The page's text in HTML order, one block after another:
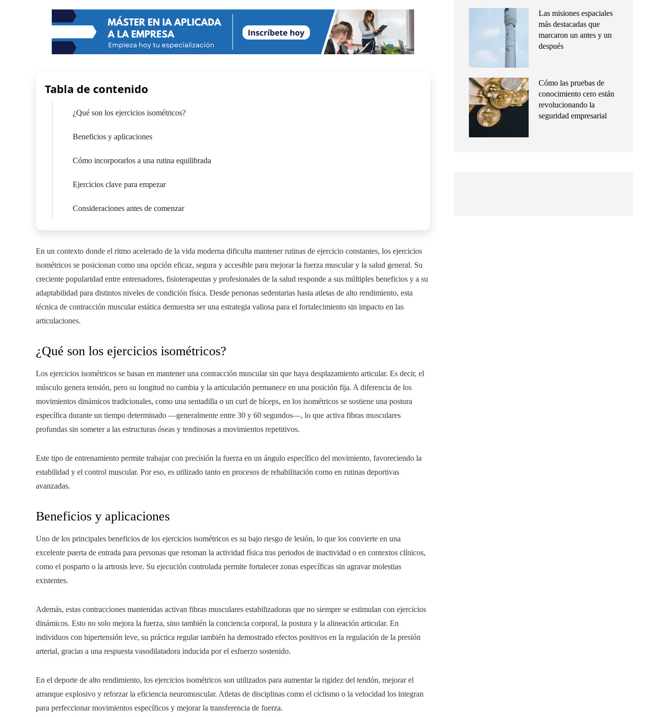
Tabla de contenido
¿Qué son los ejercicios isométricos?
Beneficios y aplicaciones
Cómo incorporarlos a una rutina equilibrada
Ejercicios clave para empezar
Consideraciones antes de comenzar
En un contexto donde el ritmo acelerado de la vida moderna dificulta mantener rutinas de ejercicio constantes, los ejercicios
isométricos se posicionan como una opción eficaz, segura y accesible para mejorar la fuerza muscular y la salud general. Su
creciente popularidad entre entrenadores, fisioterapeutas y profesionales de la salud responde a sus múltiples beneficios y a su
adaptabilidad para distintos niveles de condición física. Desde personas sedentarias hasta atletas de alto rendimiento, esta
técnica de contracción muscular estática demuestra ser una estrategia valiosa para el fortalecimiento sin impacto en las
articulaciones.
¿Qué son los ejercicios isométricos?
Los ejercicios isométricos se basan en mantener una contracción muscular sin que haya desplazamiento articular. Es decir, el
músculo genera tensión, pero su longitud no cambia y la articulación permanece en una posición fija. A diferencia de los
movimientos dinámicos tradicionales, como una sentadilla o un curl de bíceps, en los isométricos se sostiene una postura
específica durante un tiempo determinado —generalmente entre 30 y 60 segundos—, lo que activa fibras musculares
profundas sin someter a las estructuras óseas y tendinosas a movimientos repetitivos.
Este tipo de entrenamiento permite trabajar con precisión la fuerza en un ángulo específico del movimiento, favoreciendo la
estabilidad y el control muscular. Por eso, es utilizado tanto en procesos de rehabilitación como en rutinas deportivas
avanzadas.
Beneficios y aplicaciones
Uno de los principales beneficios de los ejercicios isométricos es su bajo riesgo de lesión, lo que los convierte en una
excelente puerta de entrada para personas que retoman la actividad física tras periodos de inactividad o en contextos clínicos,
como el posparto o la artrosis leve. Su ejecución controlada permite fortalecer zonas específicas sin agravar molestias
existentes.
Además, estas contracciones mantenidas activan fibras musculares estabilizadoras que no siempre se estimulan con ejercicios
dinámicos. Esto no solo mejora la fuerza, sino también la conciencia corporal, la postura y la alineación articular. En
individuos con hipertensión leve, su práctica regular también ha demostrado efectos positivos en la regulación de la presión
arterial, gracias a una respuesta vasodilatadora inducida por el esfuerzo sostenido.
En el deporte de alto rendimiento, los ejercicios isométricos son utilizados para aumentar la rigidez del tendón, mejorar el
arranque explosivo y reforzar la eficiencia neuromuscular. Atletas de disciplinas como el ciclismo o la velocidad los integran
para perfeccionar movimientos específicos y mejorar la transferencia de fuerza.
Las misiones espaciales
más destacadas que
marcaron un antes y un
después
Cómo las pruebas de
conocimiento cero están
revolucionando la
seguridad empresarial